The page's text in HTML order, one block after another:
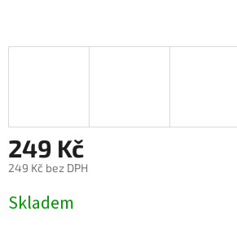
249 Kč
249 Kč bez DPH
cena:
Skladem